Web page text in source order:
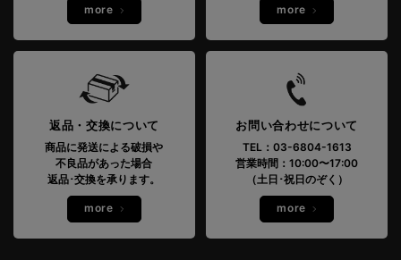
more more
返品・交換について
商品に発送による破損や
不良品があった場合
返品･交換を承ります。
more
お問い合わせについて
TEL：03-6804-1613
営業時間：10:00〜17:00
（土日･祝日のぞく）
more